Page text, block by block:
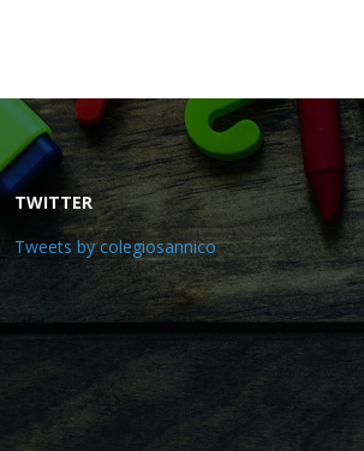
TWITTER
Tweets by colegiosannico